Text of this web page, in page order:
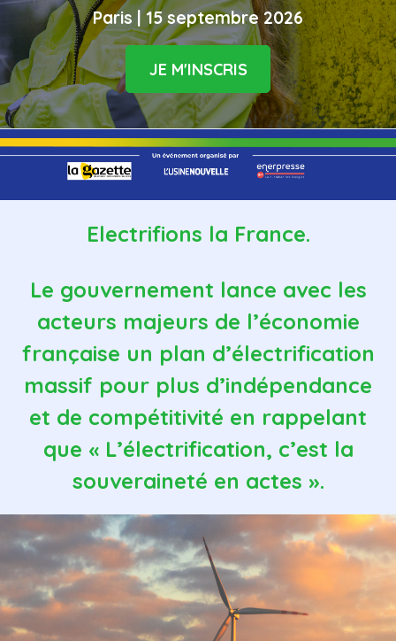
Paris | 15 septembre 2026
JE M'INSCRIS
Electrifions la France.
Le gouvernement lance avec les
acteurs majeurs de l’économie
française un plan d’électrification
massif pour plus d’indépendance
et de compétitivité en rappelant
que « L’électrification, c’est la
souveraineté en actes ».